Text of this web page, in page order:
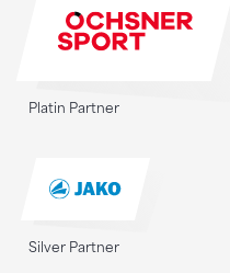
Platin Partner
Silver Partner